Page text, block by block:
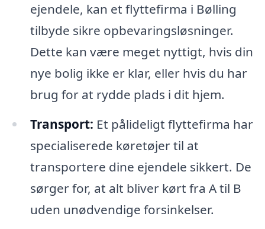
ejendele, kan et flyttefirma i Bølling
tilbyde sikre opbevaringsløsninger.
Dette kan være meget nyttigt, hvis din
nye bolig ikke er klar, eller hvis du har
brug for at rydde plads i dit hjem.
Transport: Et pålideligt flyttefirma har
specialiserede køretøjer til at
transportere dine ejendele sikkert. De
sørger for, at alt bliver kørt fra A til B
uden unødvendige forsinkelser.